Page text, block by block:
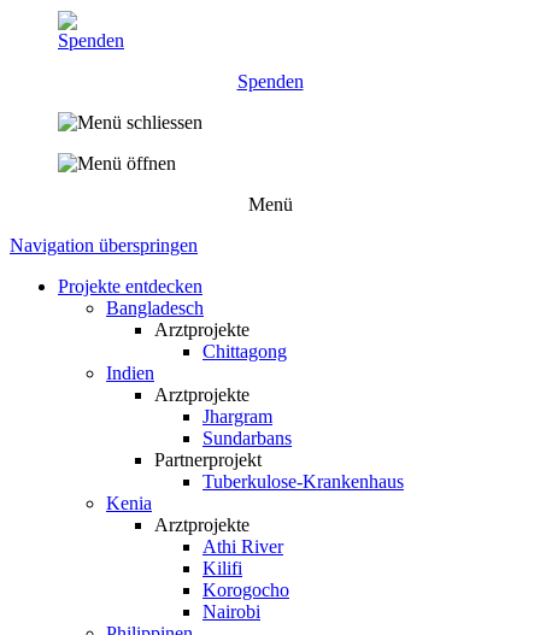
Spenden
Menü
Navigation überspringen
Projekte entdecken
Bangladesch
Arztprojekte
Chittagong
Indien
Arztprojekte
Jhargram
Sundarbans
Partnerprojekt
Tuberkulose-Krankenhaus
Kenia
Arztprojekte
Athi River
Kilifi
Korogocho
Nairobi